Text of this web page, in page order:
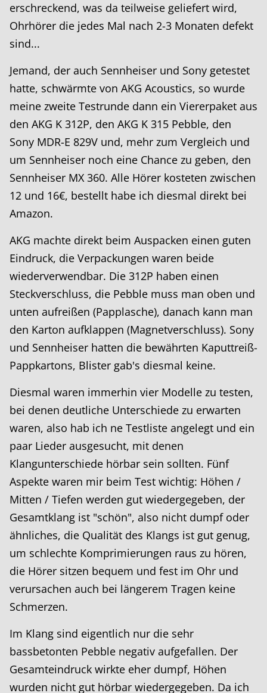
erschreckend, was da teilweise geliefert wird,
Ohrhörer die jedes Mal nach 2-3 Monaten defekt
sind...
Jemand, der auch Sennheiser und Sony getestet
hatte, schwärmte von AKG Acoustics, so wurde
meine zweite Testrunde dann ein Viererpaket aus
den AKG K 312P, den AKG K 315 Pebble, den
Sony MDR-E 829V und, mehr zum Vergleich und
um Sennheiser noch eine Chance zu geben, den
Sennheiser MX 360. Alle Hörer kosteten zwischen
12 und 16€, bestellt habe ich diesmal direkt bei
Amazon.
AKG machte direkt beim Auspacken einen guten
Eindruck, die Verpackungen waren beide
wiederverwendbar. Die 312P haben einen
Steckverschluss, die Pebble muss man oben und
unten aufreißen (Papplasche), danach kann man
den Karton aufklappen (Magnetverschluss). Sony
und Sennheiser hatten die bewährten Kaputtreiß-
Pappkartons, Blister gab's diesmal keine.
Diesmal waren immerhin vier Modelle zu testen,
bei denen deutliche Unterschiede zu erwarten
waren, also hab ich ne Testliste angelegt und ein
paar Lieder ausgesucht, mit denen
Klangunterschiede hörbar sein sollten. Fünf
Aspekte waren mir beim Test wichtig: Höhen /
Mitten / Tiefen werden gut wiedergegeben, der
Gesamtklang ist "schön", also nicht dumpf oder
ähnliches, die Qualität des Klangs ist gut genug,
um schlechte Komprimierungen raus zu hören,
die Hörer sitzen bequem und fest im Ohr und
verursachen auch bei längerem Tragen keine
Schmerzen.
Im Klang sind eigentlich nur die sehr
bassbetonten Pebble negativ aufgefallen. Der
Gesamteindruck wirkte eher dumpf, Höhen
wurden nicht gut hörbar wiedergegeben. Da ich